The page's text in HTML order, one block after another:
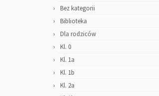
Bez kategorii
Biblioteka
Dla rodziców
Kl. 0
Kl. 1a
Kl. 1b
Kl. 2a